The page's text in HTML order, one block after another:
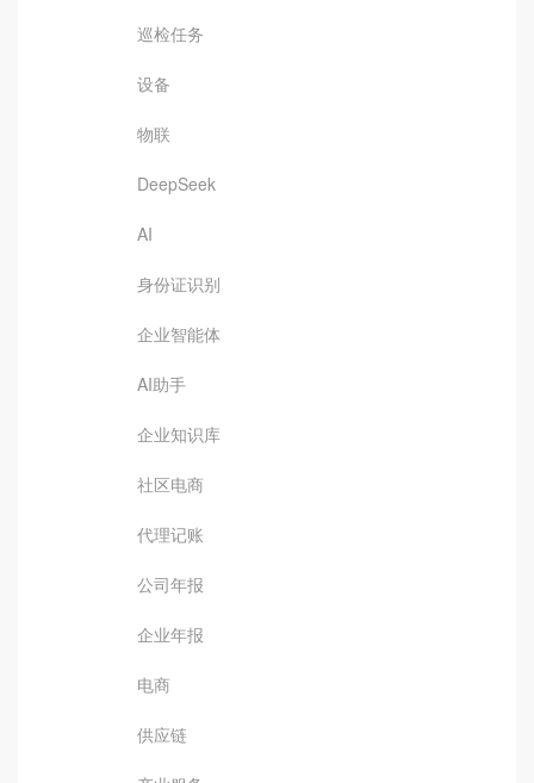
巡检任务
设备
物联
DeepSeek
AI
身份证识别
企业智能体
AI助手
企业知识库
社区电商
代理记账
公司年报
企业年报
电商
供应链